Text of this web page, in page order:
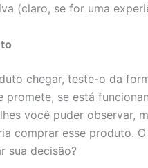
(claro, se for uma
chegar, teste-o da
promete, se está
você puder observar,
comprar esse produto.
sua decisão?